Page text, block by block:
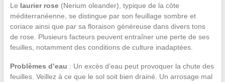
Le laurier rose(Nerium oleander), typique de la côte
méditerranéenne, se distingue par son feuillage sombre et
coriace ainsi que par sa floraison généreuse dans divers tons
de rose. Plusieurs facteurs peuvent entraîner une perte de ses
feuilles, notamment des conditions de culture inadaptées.
Problèmes d’eau : Un excès d’eau peut provoquer la chute des
feuilles. Veillez à ce que le sol soit bien drainé. Un arrosage mal